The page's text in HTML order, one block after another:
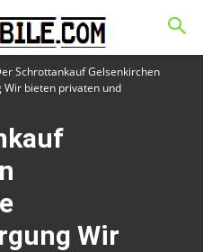
Schrottankauf Gelsenkirchen
Wir bieten privaten und
Wir